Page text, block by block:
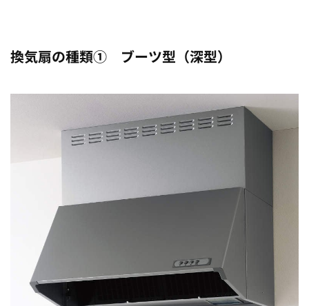
換気扇の種類① ブーツ型（深型）